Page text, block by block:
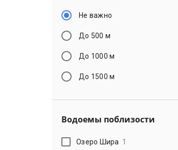
Не важно
До 500 м
До 1000 м
До 1500 м
Водоемы поблизости
Озеро Шира 1